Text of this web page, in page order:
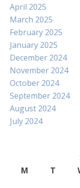
April 2025
March 2025
February 2025
January 2025
December 2024
November 2024
October 2024
September 2024
August 2024
July 2024
M
T